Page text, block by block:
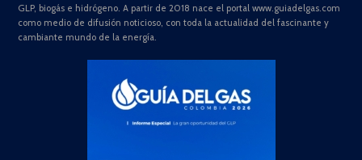
GLP, biogás e hidrógeno. A partir de 2018 nace el portal www.guiadelgas.com
como medio de difusión noticioso, con toda la actualidad del fascinante y
cambiante mundo de la energía.